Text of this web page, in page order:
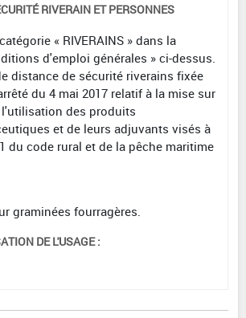
RIVERAIN ET PERSONNES
« RIVERAINS » dans la
d'emploi générales » ci-dessus.
distance de sécurité riverains fixée
du 4 mai 2017 relatif à la mise sur
l'utilisation des produits
et de leurs adjuvants visés à
du code rural et de la pêche maritime
graminées fourragères.
DE L'USAGE :